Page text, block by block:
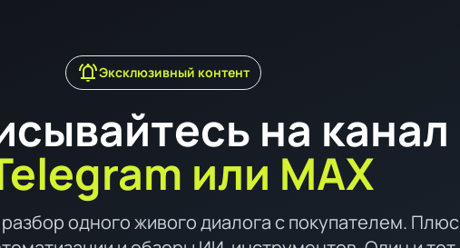
notifications_activeЭксклюзивный контент
на канал
или MAX
одного живого диалога с покупателем. Плюс